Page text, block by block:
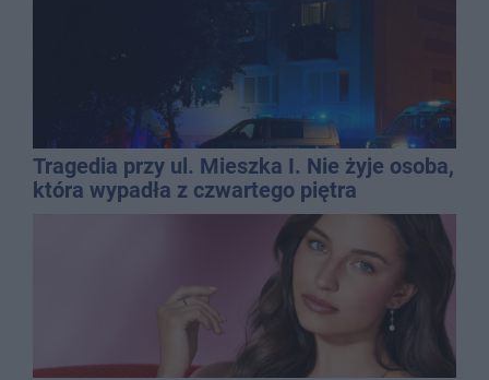
Tragedia przy ul. Mieszka I. Nie żyje osoba,
która wypadła z czwartego piętra